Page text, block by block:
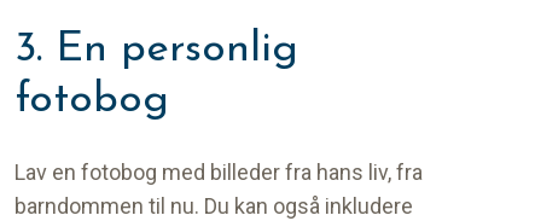
3. En personlig
fotobog
Lav en fotobog med billeder fra hans liv, fra
barndommen til nu. Du kan også inkludere